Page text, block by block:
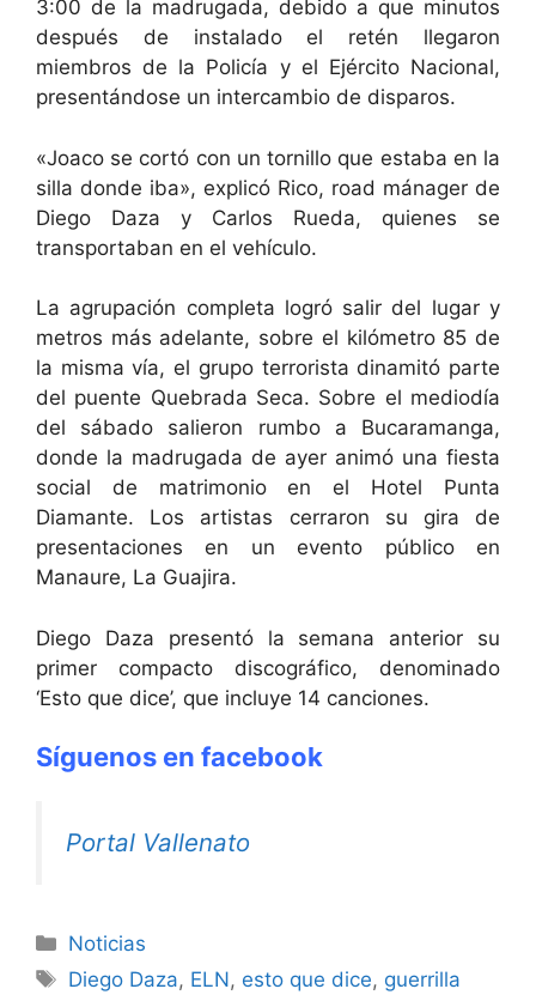
3:00 de la madrugada, debido a que minutos
después de instalado el retén llegaron
miembros de la Policía y el Ejército Nacional,
presentándose un intercambio de disparos.
«Joaco se cortó con un tornillo que estaba en la
silla donde iba», explicó Rico, road mánager de
Diego Daza y Carlos Rueda, quienes se
transportaban en el vehículo.
La agrupación completa logró salir del lugar y
metros más adelante, sobre el kilómetro 85 de
la misma vía, el grupo terrorista dinamitó parte
del puente Quebrada Seca. Sobre el mediodía
del sábado salieron rumbo a Bucaramanga,
donde la madrugada de ayer animó una fiesta
social de matrimonio en el Hotel Punta
Diamante. Los artistas cerraron su gira de
presentaciones en un evento público en
Manaure, La Guajira.
Diego Daza presentó la semana anterior su
primer compacto discográfico, denominado
‘Esto que dice’, que incluye 14 canciones.
Síguenos en facebook
Portal Vallenato
Noticias
Diego Daza, ELN, esto que dice, guerrilla